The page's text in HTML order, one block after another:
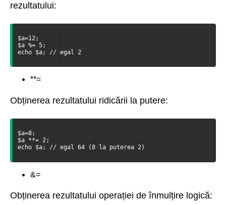
rezultatului:
$a=12;
$a %= 5;
echo $a; // egal 2
**=
Obținerea rezultatului ridicării la putere:
$a=8;
$a **= 2;
echo $a; // egal 64 (8 la puterea 2)
&=
Obținerea rezultatului operației de înmulțire logică: